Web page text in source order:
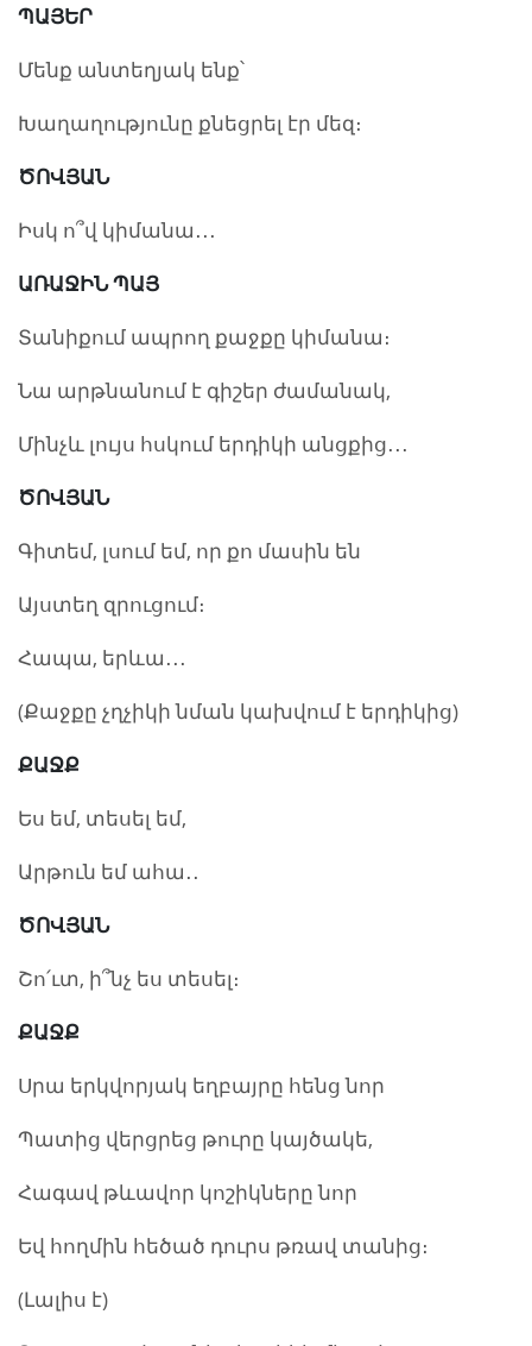
ՊԱՅԵՐ
Մենք անտեղյակ ենք՝
Խաղաղությունը քնեցրել էր մեզ։
ԾՈՎՅԱՆ
Իսկ ո՞վ կիմանա․․․
ԱՌԱՋԻՆ ՊԱՅ
Տանիքում ապրող քաջքը կիմանա։
Նա արթնանում է գիշեր ժամանակ,
Մինչև լույս հսկում երդիկի անցքից․․․
ԾՈՎՅԱՆ
Գիտեմ, լսում եմ, որ քո մասին են
Այստեղ զրուցում։
Հապա, երևա․․․
(Քաջքը չղչիկի նման կախվում է երդիկից)
ՔԱՋՔ
Ես եմ, տեսել եմ,
Արթուն եմ ահա․․
ԾՈՎՅԱՆ
Շո՛ւտ, ի՞նչ ես տեսել։
ՔԱՋՔ
Սրա երկվորյակ եղբայրը հենց նոր
Պատից վերցրեց թուրը կայծակե,
Հագավ թևավոր կոշիկները նոր
Եվ հողմին հեծած դուրս թռավ տանից։
(Լալիս է)